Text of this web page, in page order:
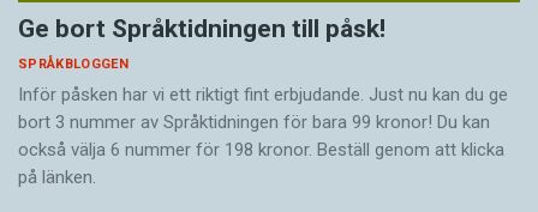
Ge bort Språktidningen till påsk!
SPRÅKBLOGGEN
Inför påsken har vi ett riktigt fint erbjudande. Just nu kan du ge
bort 3 nummer av Språktidningen för bara 99 kronor! Du kan
också välja 6 nummer för 198 kronor. Beställ genom att klicka
på länken.